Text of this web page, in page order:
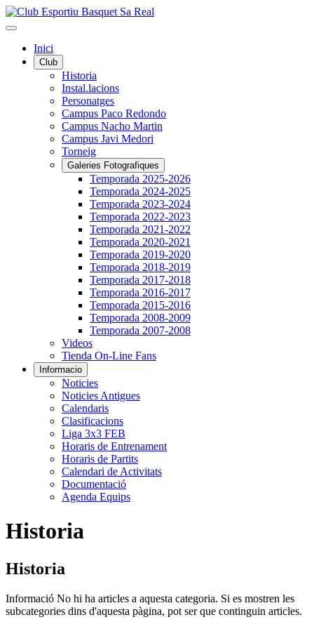
Inici
Club
Historia
Instal.lacions
Personatges
Campus Paco Redondo
Campus Nacho Martin
Campus Javi Medori
Torneig
Galeries Fotografiques
Temporada 2025-2026
Temporada 2024-2025
Temporada 2023-2024
Temporada 2022-2023
Temporada 2021-2022
Temporada 2020-2021
Temporada 2019-2020
Temporada 2018-2019
Temporada 2017-2018
Temporada 2016-2017
Temporada 2015-2016
Temporada 2008-2009
Temporada 2007-2008
Videos
Tienda On-Line Fans
Informacio
Noticies
Noticies Antigues
Calendaris
Clasificacions
Liga 3x3 FEB
Horaris de Entrenament
Horaris de Partits
Calendari de Activitats
Documentació
Agenda Equips
Historia
Historia
Informació No hi ha articles a aquesta categoria. Si es mostren les
subcategories dins d'aquesta pàgina, pot ser que continguin articles.